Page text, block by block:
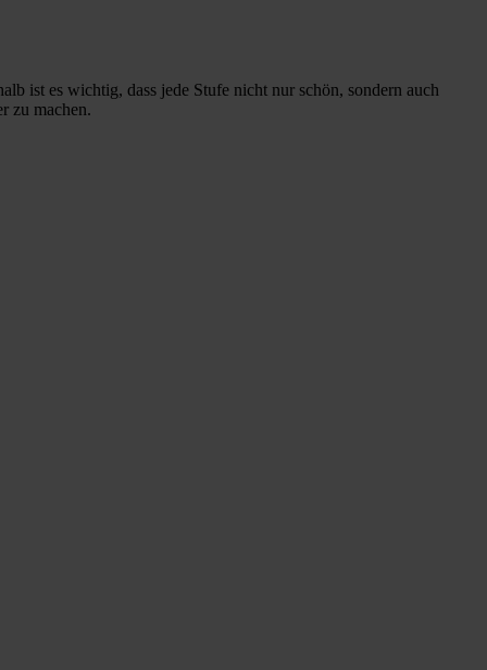
ist es wichtig, dass jede Stufe nicht nur schön, sondern auch
zu machen.